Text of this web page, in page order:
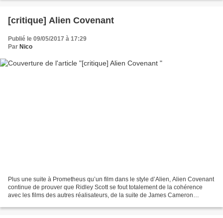
[critique] Alien Covenant
Publié le 09/05/2017 à 17:29
Par Nico
Plus une suite à Prometheus qu’un film dans le style d’Alien, Alien Covenant
continue de prouver que Ridley Scott se fout totalement de la cohérence
avec les films des autres réalisateurs, de la suite de James Cameron